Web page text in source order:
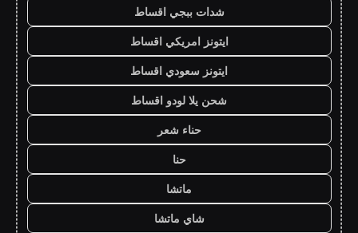
شدات ببجي اقساط
ايتونز امريكي اقساط
ايتونز سعودي اقساط
شحن يلا لودو اقساط
حناء شعر
حنا
ماتشا
شاي ماتشا